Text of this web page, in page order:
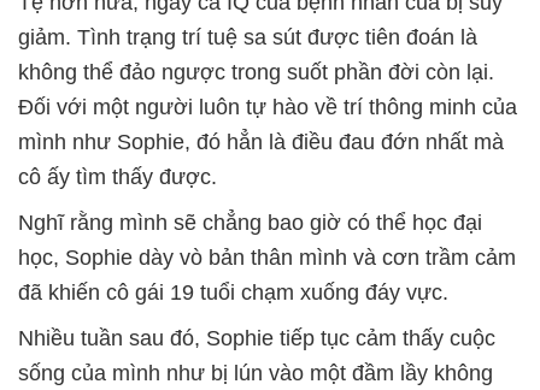
giảm. Tình trạng trí tuệ sa sút được tiên đoán là
không thể đảo ngược trong suốt phần đời còn lại.
Đối với một người luôn tự hào về trí thông minh của
mình như Sophie, đó hẳn là điều đau đớn nhất mà
cô ấy tìm thấy được.
Nghĩ rằng mình sẽ chẳng bao giờ có thể học đại
học, Sophie dày vò bản thân mình và cơn trầm cảm
đã khiến cô gái 19 tuổi chạm xuống đáy vực.
Nhiều tuần sau đó, Sophie tiếp tục cảm thấy cuộc
sống của mình như bị lún vào một đầm lầy không